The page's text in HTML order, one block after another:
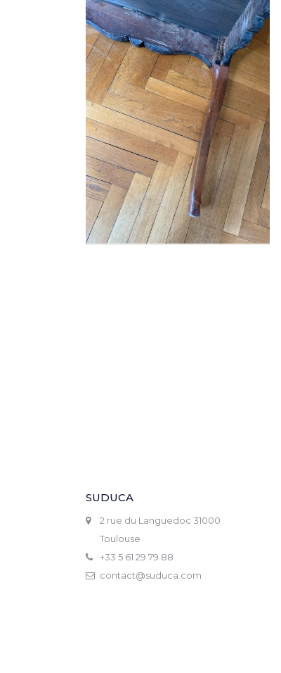
SUDUCA
2 rue du Languedoc 31000
Toulouse
+33 5 61 29 79 88
contact@suduca.com